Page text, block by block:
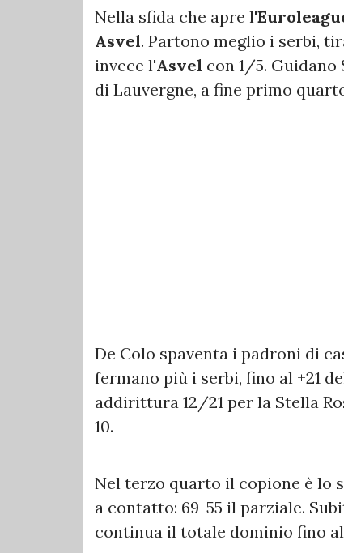
Nella sfida che apre l'
Asvel. Partono meglio i serbi,
invece l'Asvel con 1/5. Guidano
di Lauvergne, a fine primo
De Colo spaventa i padroni di
fermano più i serbi, fino al +21
addirittura 12/21 per la Stella
10.
Nel terzo quarto il copione è lo
a contatto: 69-55 il parziale.
continua il totale dominio fino